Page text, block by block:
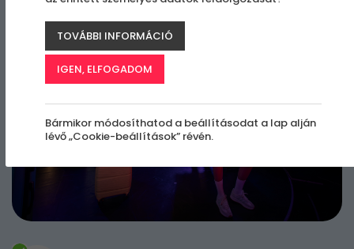
TOVÁBBI INFORMÁCIÓ
IGEN, ELFOGADOM
Bármikor módosíthatod a beállításodat a lap alján
lévő „Cookie-beállítások” révén.